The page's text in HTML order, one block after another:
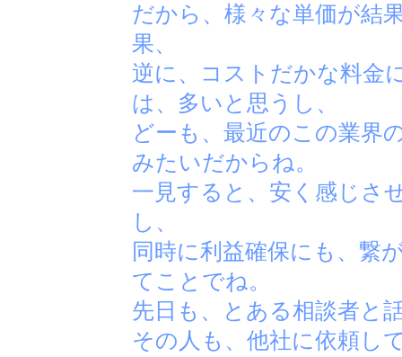
だから、様々な単価が結
果、
逆に、コストだかな料金
は、多いと思うし、
どーも、最近のこの業界
みたいだからね。
一見すると、安く感じさ
し、
同時に利益確保にも、繋
てことでね。
先日も、とある相談者と
その人も、他社に依頼し